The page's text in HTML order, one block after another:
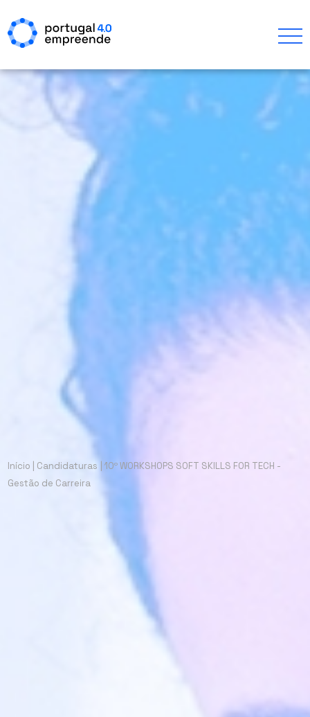
Início Candidaturas |10º WORKSHOPS SOFT SKILLS FOR TECH -
Gestão de Carreira